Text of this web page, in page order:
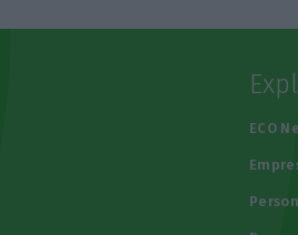
ECO